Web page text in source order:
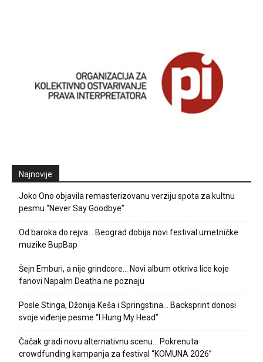
Najnovije
Joko Ono objavila remasterizovanu verziju spota za kultnu
pesmu “Never Say Goodbye”
Od baroka do rejva… Beograd dobija novi festival umetničke
muzike BupBap
Šejn Emburi, a nije grindcore… Novi album otkriva lice koje
fanovi Napalm Deatha ne poznaju
Posle Stinga, Džonija Keša i Springstina… Backsprint donosi
svoje viđenje pesme “I Hung My Head”
Čačak gradi novu alternativnu scenu… Pokrenuta
crowdfunding kampanja za festival “KOMUNA 2026”